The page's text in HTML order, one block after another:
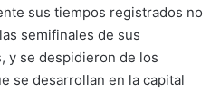
sus tiempos registrados no
semifinales de sus
y se despidieron de los
se desarrollan en la capital